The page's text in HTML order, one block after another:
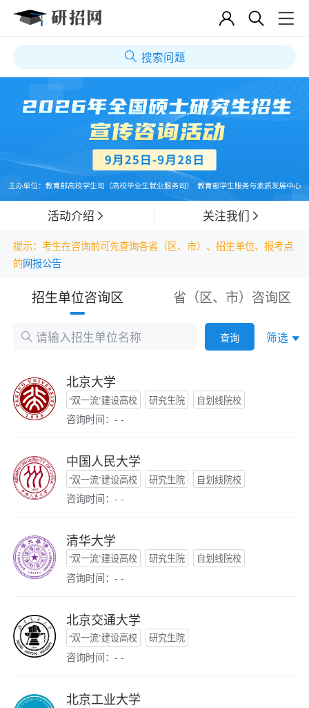
搜索问题
活动介绍 关注我们
提示：考生在咨询前可先查询各省（区、市）、招生单位、报考点
的网报公告
招生单位咨询区 省（区、市）咨询区
查询 筛选
北京大学
“双一流”建设高校 研究生院 自划线院校
咨询时间：- -
中国人民大学
“双一流”建设高校 研究生院 自划线院校
咨询时间：- -
清华大学
“双一流”建设高校 研究生院 自划线院校
咨询时间：- -
北京交通大学
“双一流”建设高校 研究生院
咨询时间：- -
北京工业大学